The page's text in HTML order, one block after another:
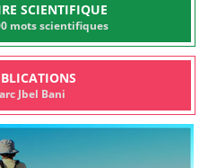
SCIENTIFIQUE
mots scientifiques
Jbel Bani